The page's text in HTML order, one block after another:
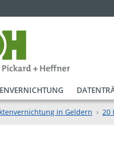
in Geldern 20